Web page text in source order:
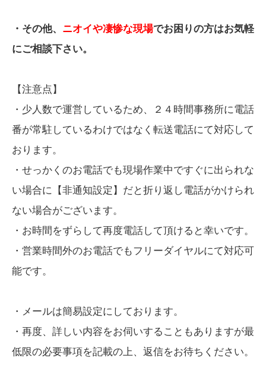
・その他、 ニオイや凄惨な現場でお困りの方はお気軽
にご相談下さい。
【注意点】
・少人数で運営しているため、２４時間事務所に電話
番が常駐しているわけではなく転送電話にて対応して
おります。
・せっかくのお電話でも現場作業中ですぐに出られな
い場合に【非通知設定】だと折り返し電話がかけられ
ない場合がございます。
・お時間をずらして再度電話して頂けると幸いです。
・営業時間外のお電話でもフリーダイヤルにて対応可
能です。
・メールは簡易設定にしております。
・再度、詳しい内容をお伺いすることもありますが最
低限の必要事項を記載の上、返信をお待ちください。